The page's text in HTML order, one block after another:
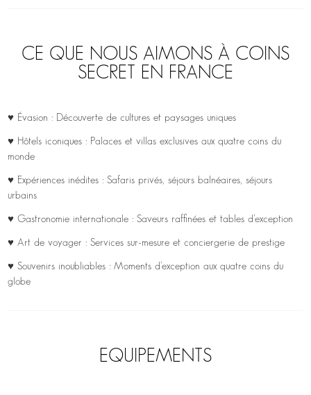
CE QUE NOUS AIMONS À COINS
SECRET EN FRANCE
♥ Évasion : Découverte de cultures et paysages uniques
♥ Hôtels iconiques : Palaces et villas exclusives aux quatre coins du
monde
♥ Expériences inédites : Safaris privés, séjours balnéaires, séjours
urbains
♥ Gastronomie internationale : Saveurs raffinées et tables d’exception
♥ Art de voyager : Services sur-mesure et conciergerie de prestige
♥ Souvenirs inoubliables : Moments d’exception aux quatre coins du
globe
EQUIPEMENTS